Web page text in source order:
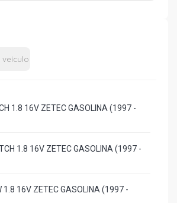
1.8 16V ZETEC GASOLINA (1997 -
1.8 16V ZETEC GASOLINA (1997 -
1.8 16V ZETEC GASOLINA (1997 -